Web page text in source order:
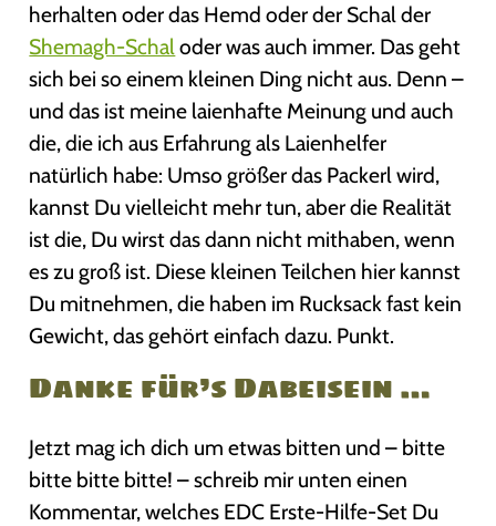
herhalten oder das Hemd oder der Schal der
Shemagh-Schaloder was auch immer. Das geht
sich bei so einem kleinen Ding nicht aus. Denn –
und das ist meine laienhafte Meinung und auch
die, die ich aus Erfahrung als Laienhelfer
natürlich habe: Umso größer das Packerl wird,
kannst Du vielleicht mehr tun, aber die Realität
ist die, Du wirst das dann nicht mithaben, wenn
es zu groß ist. Diese kleinen Teilchen hier kannst
Du mitnehmen, die haben im Rucksack fast kein
Gewicht, das gehört einfach dazu. Punkt.
Danke für’s Dabeisein …
Jetzt mag ich dich um etwas bitten und – bitte
bitte bitte bitte! – schreib mir unten einen
Kommentar, welches EDC Erste-Hilfe-Set Du